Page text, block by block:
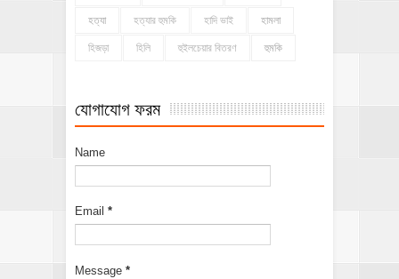
হত্যা হত্যার হুমকি হাদি ভাই হামলা
হিজড়া হিলি হুইলচেয়ার বিতরণ হুমকি
যোগাযোগ ফরম
Name
Email *
Message *